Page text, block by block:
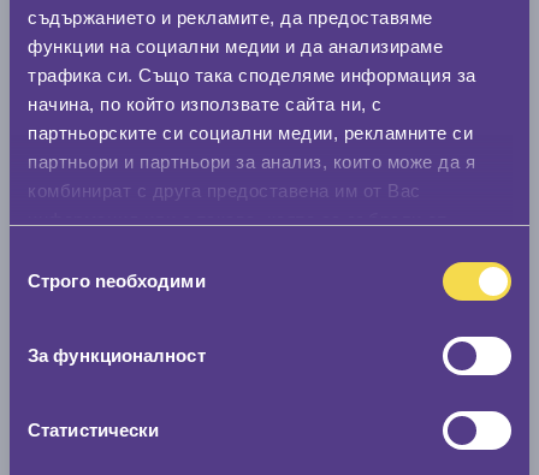
съдържанието и рекламите, да предоставяме
функции на социални медии и да анализираме
трафика си. Също така споделяме информация за
начина, по който използвате сайта ни, с
партньорските си социални медии, рекламните си
партньори и партньори за анализ, които може да я
комбинират с друга предоставена им от Вас
наСтрого nеобходими
За функционалност
Статистически
Стар размер